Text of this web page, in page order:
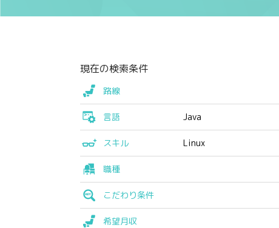
現在の検索条件
路線
言語 Java
スキル Linux
職種
こだわり条件
希望月収